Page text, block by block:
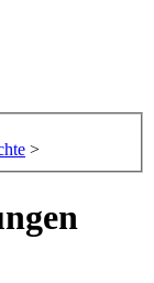
>